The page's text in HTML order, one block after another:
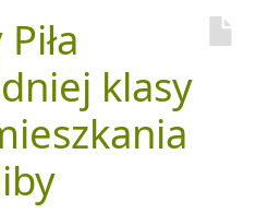
klasy